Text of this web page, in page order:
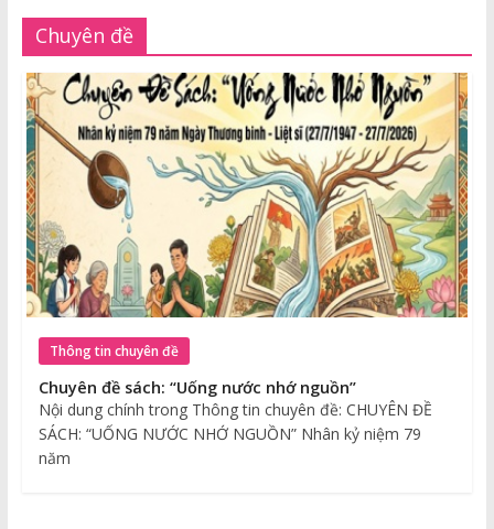
Chuyên đề
Thông tin chuyên đề
Chuyên đề sách: “Uống nước nhớ nguồn”
Nội dung chính trong Thông tin chuyên đề: CHUYÊN ĐỀ
SÁCH: “UỐNG NƯỚC NHỚ NGUỒN” Nhân kỷ niệm 79
năm